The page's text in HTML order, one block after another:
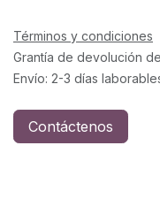
Términos y condiciones
Grantía de devolución
Envío: 2-3 días
Contáctenos